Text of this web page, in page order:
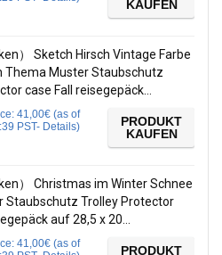
KAUFEN
） Sketch Hirsch Vintage Farbe
Thema Muster Staubschutz
case Fall reisegepäck…
41,00€ (as of
PST- Details)
PRODUKT
KAUFEN
） Christmas im Winter Schnee
Staubschutz Trolley Protector
auf 28,5 x 20…
41,00€ (as of
PRODUKT